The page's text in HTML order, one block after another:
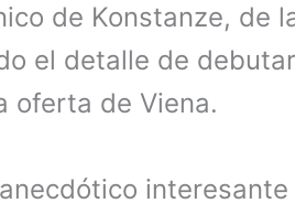
de Konstanze, de
el detalle de
oferta de Viena.